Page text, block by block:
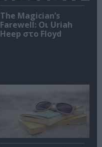
The Magician’s
Farewell: Οι Uriah
Heep στο Floyd